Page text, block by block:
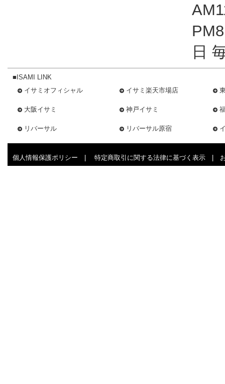
日
■ISAMI LINK
イサミオフィシャル
イサミ楽天市場店
大阪イサミ 神戸イサミ
リバーサル リバーサル原宿
個人情報保護ポリシー 特定商取引に関する法律に基づく表示